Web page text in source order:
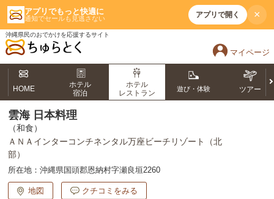
アプリでもっと快適に
通知でセールも見逃さない アプリで開く ×
沖縄県民のおでかけを応援するサイト
マイページ
HOME
ホテル
宿泊
ホテル
レストラン
遊び・体験 ツアー
雲海 日本料理
（和食）
ＡＮＡインターコンチネンタル万座ビーチリゾート（北
部）
所在地： 沖縄県国頭郡恩納村字瀬良垣2260
地図 クチコミをみる